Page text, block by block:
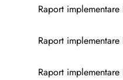
Raport
Raport
Raport